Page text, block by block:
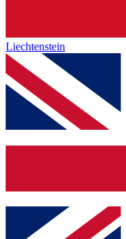
Liechtenstein